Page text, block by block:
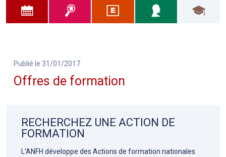
Publié le 31/01/2017
Offres de formation
RECHERCHEZ UNE ACTION DE
FORMATION
L'ANFH développe des Actions de formation nationales